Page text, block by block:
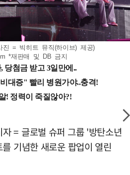
진 = 빅히트 뮤직(하이브) 제공)
*재판매 및 DB 금지
= 글로벌 슈퍼 그룹 '방탄소년
기념한 새로운 팝업이 열린